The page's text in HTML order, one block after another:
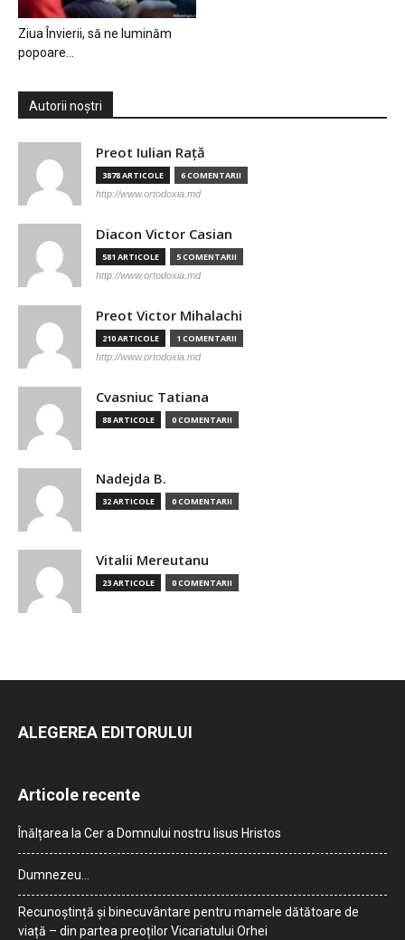
Ziua Învierii, să ne luminăm
popoare…
Autorii noștri
Preot Iulian Raţă
3878 ARTICOLE 6 COMENTARII
http://www.ortodoxia.md
Diacon Victor Casian
581 ARTICOLE 5 COMENTARII
http://www.ortodoxia.md
Preot Victor Mihalachi
210 ARTICOLE 1 COMENTARII
http://www.ortodoxia.md
Cvasniuc Tatiana
88 ARTICOLE 0 COMENTARII
Nadejda B.
32 ARTICOLE 0 COMENTARII
Vitalii Mereutanu
23 ARTICOLE 0 COMENTARII
ALEGEREA EDITORULUI
Articole recente
Înălțarea la Cer a Domnului nostru Iisus Hristos
Dumnezeu…
Recunoștință și binecuvântare pentru mamele dătătoare de
viață – din partea preoților Vicariatului Orhei